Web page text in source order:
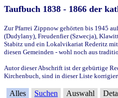
Taufbuch 1838 - 1866 der
Zur Pfarrei Zippnow gehörten bis 1945
(Dudylany), Freudenfier (Szwecja),
Stabitz und ein Lokalvikariat Rederitz mit
diesen Gemeinden - wohl noch aus
Autor dieser Abschrift ist der gebürtige
Kirchenbuch, sind in dieser Liste
Alles Suchen Auswahl